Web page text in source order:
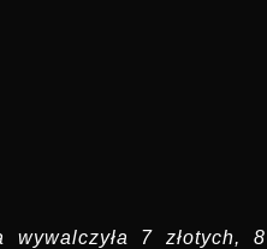
7 złotych, 8